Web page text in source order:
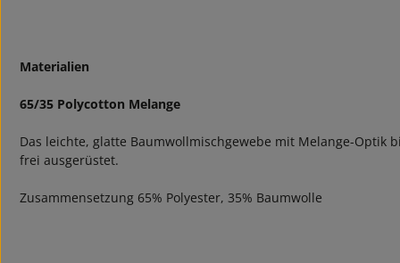
Materialien
65/35 Polycotton Melange
Das leichte, glatte Baumwollmischgewebe mit Melange-Optik
frei ausgerüstet.
Zusammensetzung 65% Polyester, 35% Baumwolle